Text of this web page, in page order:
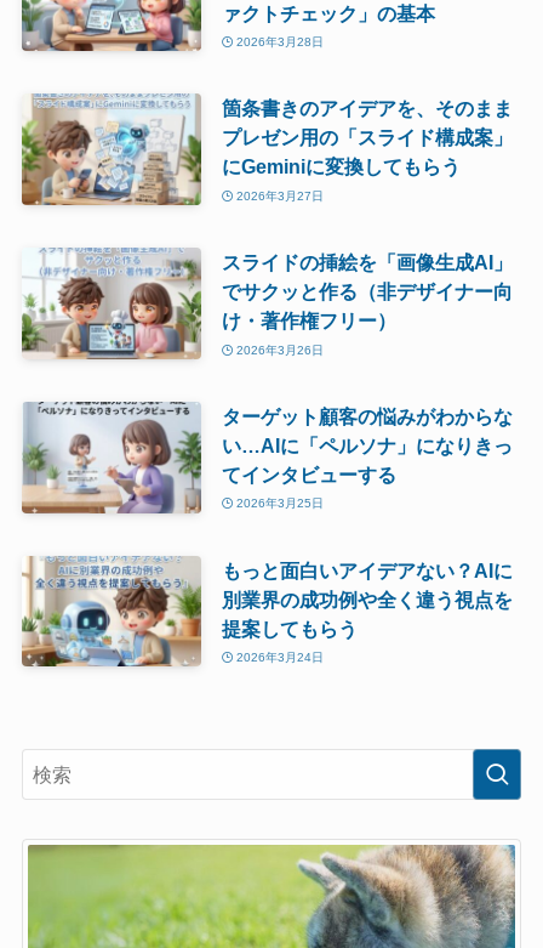
ァクトチェック」の基本
2026年3月28日
箇条書きのアイデアを、そのまま
プレゼン用の「スライド構成案」
にGeminiに変換してもらう
2026年3月27日
スライドの挿絵を「画像生成AI」
でサクッと作る（非デザイナー向
け・著作権フリー）
2026年3月26日
ターゲット顧客の悩みがわからな
い…AIに「ペルソナ」になりきっ
てインタビューする
2026年3月25日
もっと面白いアイデアない？AIに
別業界の成功例や全く違う視点を
提案してもらう
2026年3月24日